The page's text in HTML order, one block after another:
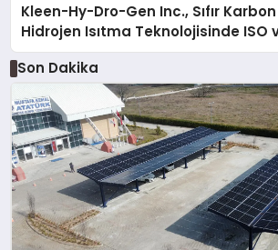
Kleen-Hy-Dro-Gen Inc., Sıfır
Hidrojen Isıtma Teknolojisinde ISO
Düzenleyici Onaylarını Aldı
Son Dakika